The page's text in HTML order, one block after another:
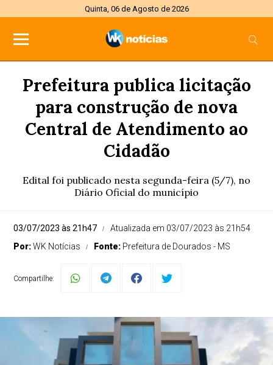
Quinta, 06 de Agosto de 2026
Prefeitura publica licitação
para construção de nova
Central de Atendimento ao
Cidadão
Edital foi publicado nesta segunda-feira (5/7), no
Diário Oficial do município
03/07/2023 às 21h47
Atualizada em 03/07/2023 às 21h54
Por:WK Notícias Fonte: Prefeitura de Dourados - MS
Compartilhe: